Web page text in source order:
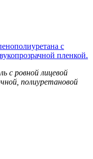
с
пленкой.
с ровной лицевой
полиуретановой